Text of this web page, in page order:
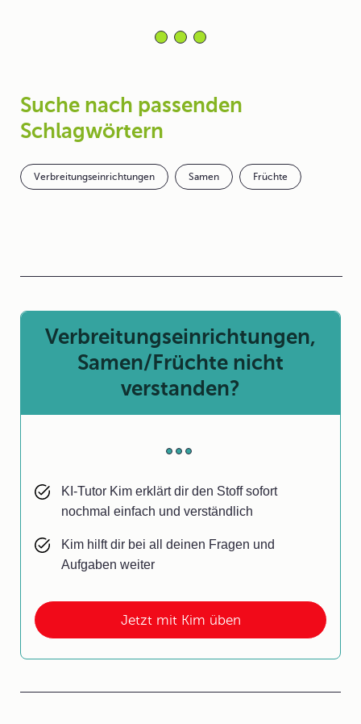
Suche nach passenden
Schlagwörtern
Verbreitungseinrichtungen Samen Früchte
Jetzt mit Kim üben
Verbreitungseinrichtungen,
Samen/Früchte nicht
verstanden?
KI-Tutor Kim erklärt dir den Stoff sofort
nochmal einfach und verständlich
Kim hilft dir bei all deinen Fragen und
Aufgaben weiter